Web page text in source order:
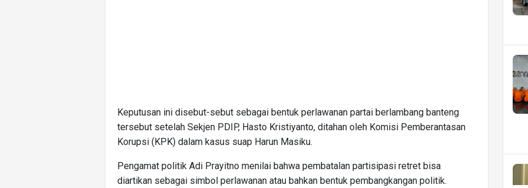
Keputusan ini disebut-sebut sebagai bentuk perlawanan partai berlambang banteng
tersebut setelah Sekjen PDIP, Hasto Kristiyanto, ditahan oleh Komisi Pemberantasan
Korupsi (KPK) dalam kasus suap Harun Masiku.
Pengamat politik Adi Prayitno menilai bahwa pembatalan partisipasi retret bisa
diartikan sebagai simbol perlawanan atau bahkan bentuk pembangkangan politik.